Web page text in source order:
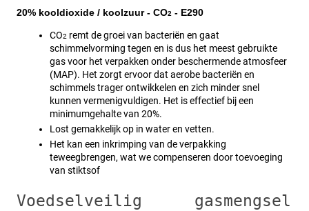
20% kooldioxide / koolzuur - CO2 - E290
CO2 remt de groei van bacteriën en gaat
schimmelvorming tegen en is dus het meest gebruikte
gas voor het verpakken onder beschermende atmosfeer
(MAP). Het zorgt ervoor dat aerobe bacteriën en
schimmels trager ontwikkelen en zich minder snel
kunnen vermenigvuldigen. Het is effectief bij een
minimumgehalte van 20%.
Lost gemakkelijk op in water en vetten.
Het kan een inkrimping van de verpakking
teweegbrengen, wat we compenseren door toevoeging
van stiktsof
Voedselveilig gasmengsel